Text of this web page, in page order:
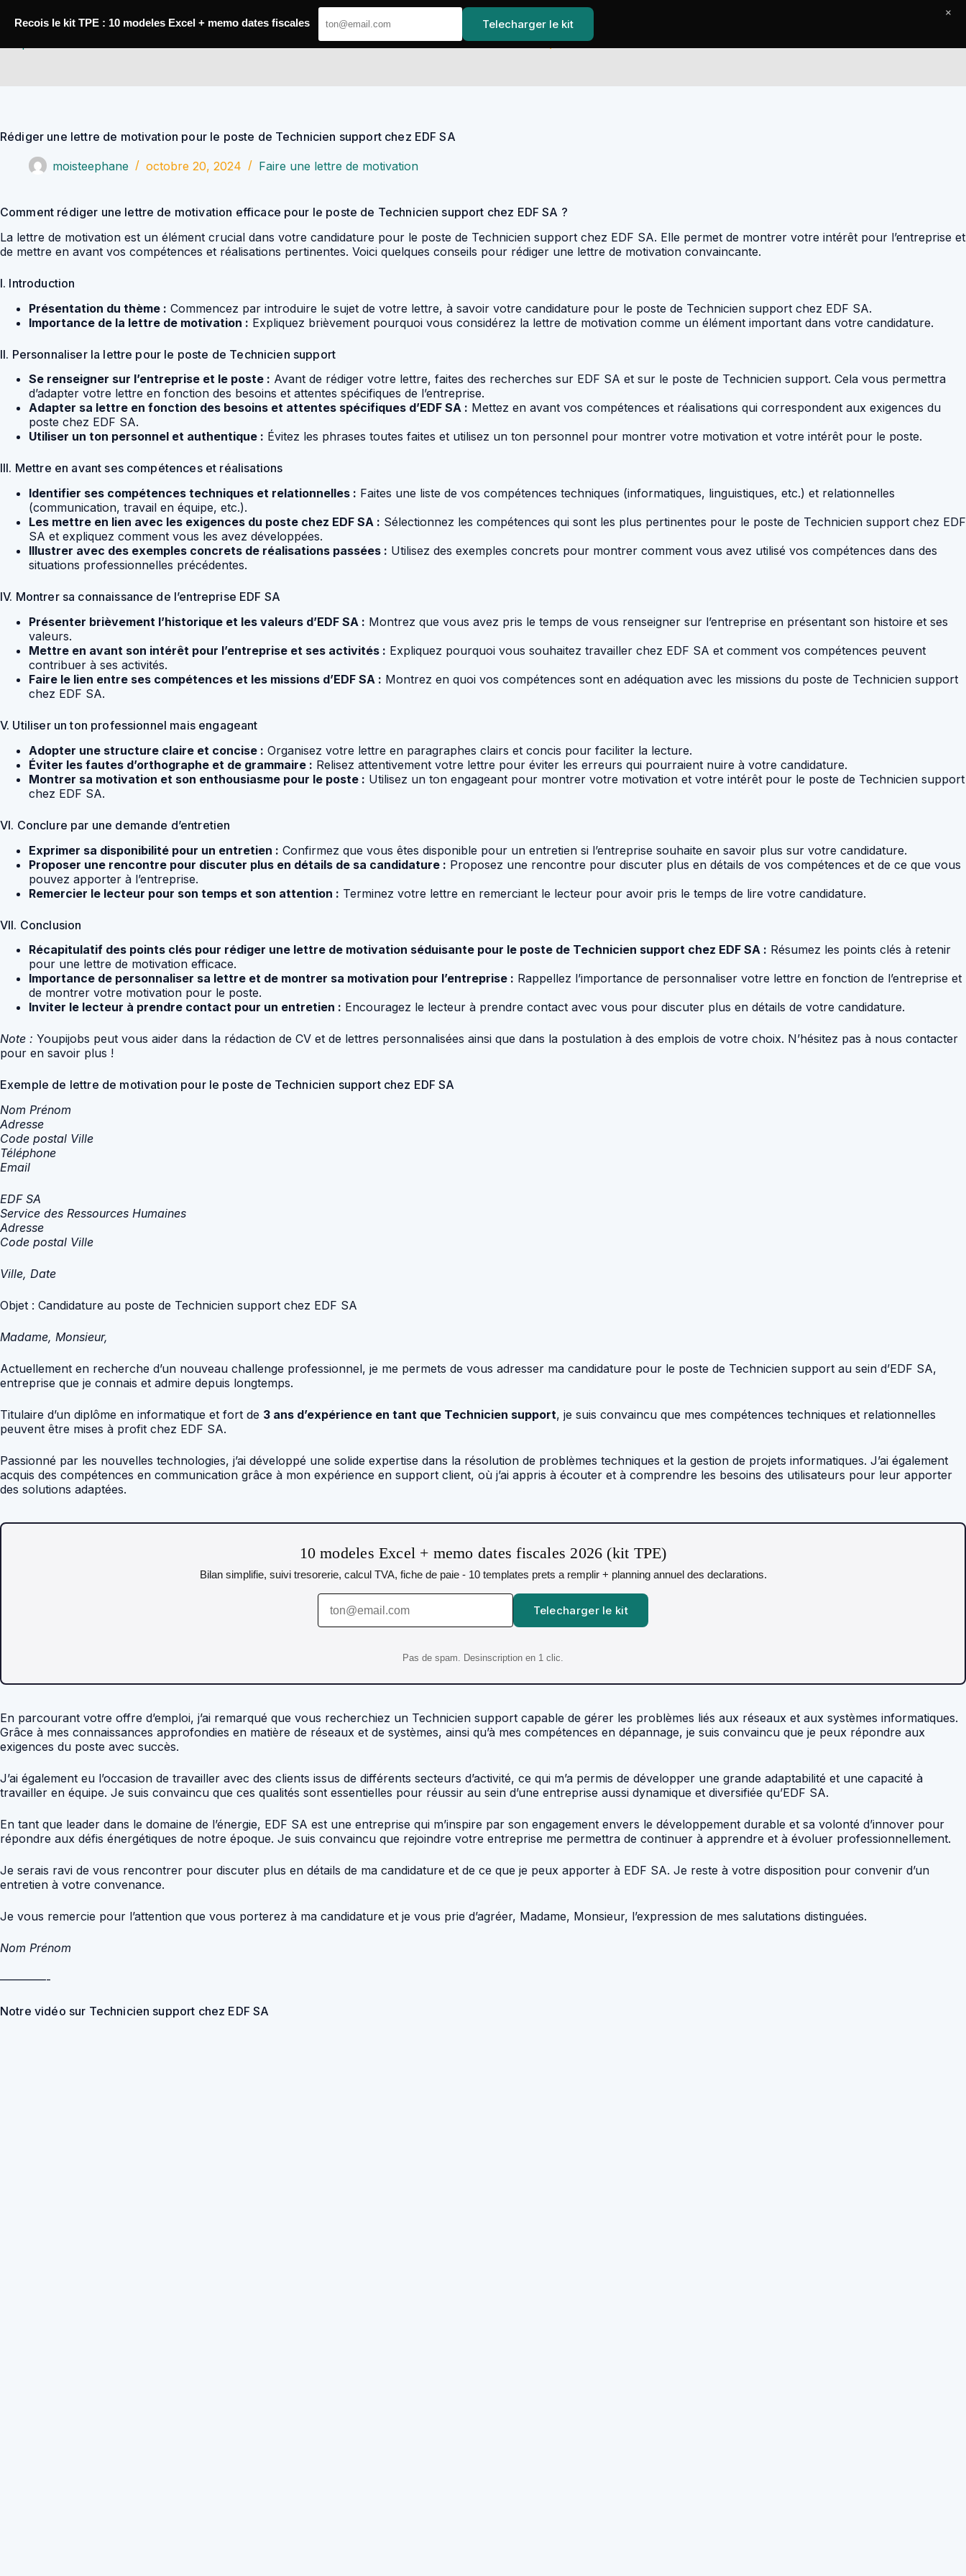
Rédiger une lettre de motivation pour le poste de Technicien support chez EDF SA
moisteephane octobre 20, 2024 Faire une lettre de motivation
Comment rédiger une lettre de motivation efficace pour le poste de Technicien support chez EDF SA ?
La lettre de motivation est un élément crucial dans votre candidature pour le poste de Technicien support chez EDF SA. Elle permet de montrer votre intérêt pour l’entreprise et
de mettre en avant vos compétences et réalisations pertinentes. Voici quelques conseils pour rédiger une lettre de motivation convaincante.
I. Introduction
Présentation du thème : Commencez par introduire le sujet de votre lettre, à savoir votre candidature pour le poste de Technicien support chez EDF SA.
Importance de la lettre de motivation : Expliquez brièvement pourquoi vous considérez la lettre de motivation comme un élément important dans votre candidature.
II. Personnaliser la lettre pour le poste de Technicien support
Se renseigner sur l’entreprise et le poste : Avant de rédiger votre lettre, faites des recherches sur EDF SA et sur le poste de Technicien support. Cela vous permettra
d’adapter votre lettre en fonction des besoins et attentes spécifiques de l’entreprise.
Adapter sa lettre en fonction des besoins et attentes spécifiques d’EDF SA : Mettez en avant vos compétences et réalisations qui correspondent aux exigences du
poste chez EDF SA.
Utiliser un ton personnel et authentique : Évitez les phrases toutes faites et utilisez un ton personnel pour montrer votre motivation et votre intérêt pour le poste.
III. Mettre en avant ses compétences et réalisations
Identifier ses compétences techniques et relationnelles : Faites une liste de vos compétences techniques (informatiques, linguistiques, etc.) et relationnelles
(communication, travail en équipe, etc.).
Les mettre en lien avec les exigences du poste chez EDF SA : Sélectionnez les compétences qui sont les plus pertinentes pour le poste de Technicien support chez EDF
SA et expliquez comment vous les avez développées.
Illustrer avec des exemples concrets de réalisations passées : Utilisez des exemples concrets pour montrer comment vous avez utilisé vos compétences dans des
situations professionnelles précédentes.
IV. Montrer sa connaissance de l’entreprise EDF SA
Présenter brièvement l’historique et les valeurs d’EDF SA : Montrez que vous avez pris le temps de vous renseigner sur l’entreprise en présentant son histoire et ses
valeurs.
Mettre en avant son intérêt pour l’entreprise et ses activités : Expliquez pourquoi vous souhaitez travailler chez EDF SA et comment vos compétences peuvent
contribuer à ses activités.
Faire le lien entre ses compétences et les missions d’EDF SA : Montrez en quoi vos compétences sont en adéquation avec les missions du poste de Technicien support
chez EDF SA.
V. Utiliser un ton professionnel mais engageant
Adopter une structure claire et concise : Organisez votre lettre en paragraphes clairs et concis pour faciliter la lecture.
Éviter les fautes d’orthographe et de grammaire : Relisez attentivement votre lettre pour éviter les erreurs qui pourraient nuire à votre candidature.
Montrer sa motivation et son enthousiasme pour le poste : Utilisez un ton engageant pour montrer votre motivation et votre intérêt pour le poste de Technicien support
chez EDF SA.
VI. Conclure par une demande d’entretien
Exprimer sa disponibilité pour un entretien : Confirmez que vous êtes disponible pour un entretien si l’entreprise souhaite en savoir plus sur votre candidature.
Proposer une rencontre pour discuter plus en détails de sa candidature : Proposez une rencontre pour discuter plus en détails de vos compétences et de ce que vous
pouvez apporter à l’entreprise.
Remercier le lecteur pour son temps et son attention : Terminez votre lettre en remerciant le lecteur pour avoir pris le temps de lire votre candidature.
VII. Conclusion
Récapitulatif des points clés pour rédiger une lettre de motivation séduisante pour le poste de Technicien support chez EDF SA : Résumez les points clés à retenir
pour une lettre de motivation efficace.
Importance de personnaliser sa lettre et de montrer sa motivation pour l’entreprise : Rappellez l’importance de personnaliser votre lettre en fonction de l’entreprise et
de montrer votre motivation pour le poste.
Inviter le lecteur à prendre contact pour un entretien : Encouragez le lecteur à prendre contact avec vous pour discuter plus en détails de votre candidature.
Note : Youpijobs peut vous aider dans la rédaction de CV et de lettres personnalisées ainsi que dans la postulation à des emplois de votre choix. N’hésitez pas à nous contacter
pour en savoir plus !
Exemple de lettre de motivation pour le poste de Technicien support chez EDF SA
Nom Prénom
Adresse
Code postal Ville
Téléphone
Email
EDF SA
Service des Ressources Humaines
Adresse
Code postal Ville
Ville, Date
Objet : Candidature au poste de Technicien support chez EDF SA
Madame, Monsieur,
Actuellement en recherche d’un nouveau challenge professionnel, je me permets de vous adresser ma candidature pour le poste de Technicien support au sein d’EDF SA,
entreprise que je connais et admire depuis longtemps.
Titulaire d’un diplôme en informatique et fort de 3 ans d’expérience en tant que Technicien support, je suis convaincu que mes compétences techniques et relationnelles
peuvent être mises à profit chez EDF SA.
Passionné par les nouvelles technologies, j’ai développé une solide expertise dans la résolution de problèmes techniques et la gestion de projets informatiques. J’ai également
acquis des compétences en communication grâce à mon expérience en support client, où j’ai appris à écouter et à comprendre les besoins des utilisateurs pour leur apporter
des solutions adaptées.
10 modeles Excel + memo dates fiscales 2026 (kit TPE)
Bilan simplifie, suivi tresorerie, calcul TVA, fiche de paie - 10 templates prets a remplir + planning annuel des declarations.
Telecharger le kit
Pas de spam. Desinscription en 1 clic.
En parcourant votre offre d’emploi, j’ai remarqué que vous recherchiez un Technicien support capable de gérer les problèmes liés aux réseaux et aux systèmes informatiques.
Grâce à mes connaissances approfondies en matière de réseaux et de systèmes, ainsi qu’à mes compétences en dépannage, je suis convaincu que je peux répondre aux
exigences du poste avec succès.
J’ai également eu l’occasion de travailler avec des clients issus de différents secteurs d’activité, ce qui m’a permis de développer une grande adaptabilité et une capacité à
travailler en équipe. Je suis convaincu que ces qualités sont essentielles pour réussir au sein d’une entreprise aussi dynamique et diversifiée qu’EDF SA.
En tant que leader dans le domaine de l’énergie, EDF SA est une entreprise qui m’inspire par son engagement envers le développement durable et sa volonté d’innover pour
répondre aux défis énergétiques de notre époque. Je suis convaincu que rejoindre votre entreprise me permettra de continuer à apprendre et à évoluer professionnellement.
Je serais ravi de vous rencontrer pour discuter plus en détails de ma candidature et de ce que je peux apporter à EDF SA. Je reste à votre disposition pour convenir d’un
entretien à votre convenance.
Je vous remercie pour l’attention que vous porterez à ma candidature et je vous prie d’agréer, Madame, Monsieur, l’expression de mes salutations distinguées.
Nom Prénom
————-
Notre vidéo sur Technicien support chez EDF SA
Recois le kit TPE : 10 modeles Excel + memo dates fiscales Telecharger le kit
×